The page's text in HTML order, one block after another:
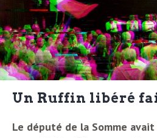
Un Ruffin libéré
Le député de la Somme